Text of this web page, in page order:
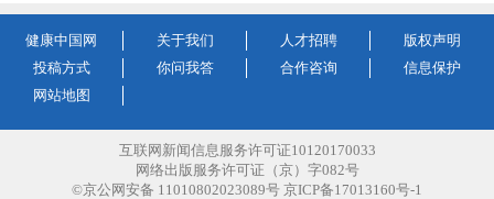
健康中国网 关于我们 人才招聘
版权声明
投稿方式
你问我答 合作咨询
信息保护
网站地图
互联网新闻信息服务许可证10120170033
网络出版服务许可证（京）字082号
©京公网安备 11010802023089号 京ICP备17013160号-1